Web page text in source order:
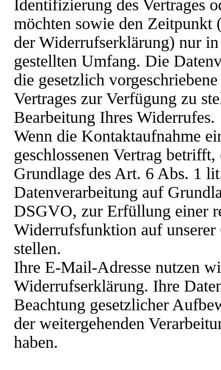
Identifizierung des Vertrages
möchten sowie den Zeitpunkt
der Widerrufserklärung) nur
gestellten Umfang. Die
die gesetzlich
Vertrages zur Verfügung zu
Bearbeitung Ihres Widerrufes.
Wenn die Kontaktaufnahme
geschlossenen Vertrag
Grundlage des Art. 6 Abs. 1
Datenverarbeitung auf
DSGVO, zur Erfüllung einer
Widerrufsfunktion auf
stellen.
Ihre E-Mail-Adresse nutzen
Widerrufserklärung. Ihre
Beachtung gesetzlicher
der weitergehenden
haben.